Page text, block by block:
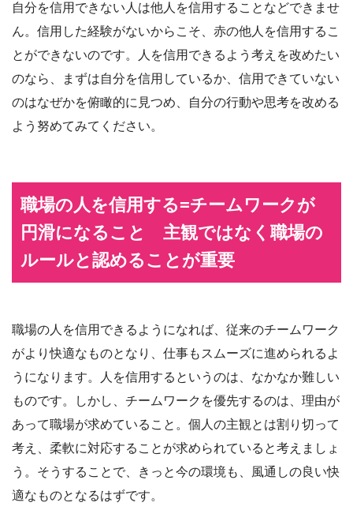
自分を信用できない人は他人を信用することなどできませ
ん。信用した経験がないからこそ、赤の他人を信用するこ
とができないのです。人を信用できるよう考えを改めたい
のなら、まずは自分を信用しているか、信用できていない
のはなぜかを俯瞰的に見つめ、自分の行動や思考を改める
よう努めてみてください。
職場の人を信用する=チームワークが
円滑になること 主観ではなく職場の
ルールと認めることが重要
職場の人を信用できるようになれば、従来のチームワーク
がより快適なものとなり、仕事もスムーズに進められるよ
うになります。人を信用するというのは、なかなか難しい
ものです。しかし、チームワークを優先するのは、理由が
あって職場が求めていること。個人の主観とは割り切って
考え、柔軟に対応することが求められていると考えましょ
う。そうすることで、きっと今の環境も、風通しの良い快
適なものとなるはずです。